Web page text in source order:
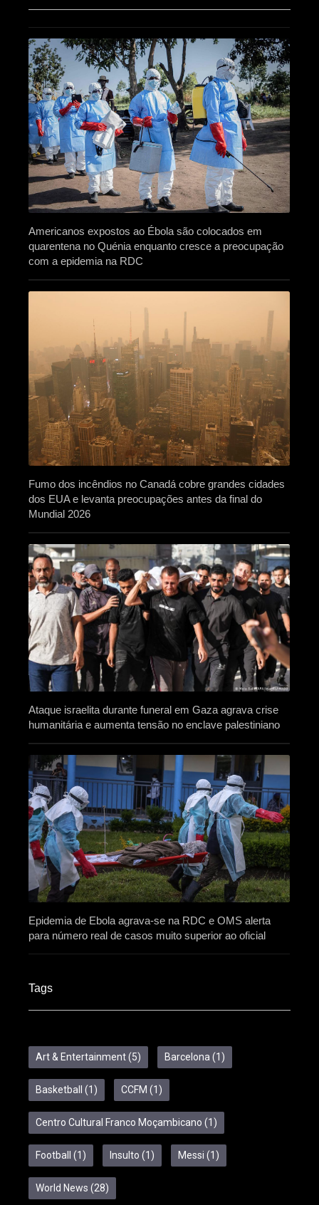
Americanos expostos ao Ébola são colocados em
quarentena no Quénia enquanto cresce a preocupação
com a epidemia na RDC
Fumo dos incêndios no Canadá cobre grandes cidades
dos EUA e levanta preocupações antes da final do
Mundial 2026
Ataque israelita durante funeral em Gaza agrava crise
humanitária e aumenta tensão no enclave palestiniano
Epidemia de Ebola agrava-se na RDC e OMS alerta
para número real de casos muito superior ao oficial
Tags
Art & Entertainment(5) Barcelona (1)
Basketball (1) CCFM (1)
Centro Cultural Franco Moçambicano (1)
Football (1) Insulto (1) Messi (1)
World News (28)